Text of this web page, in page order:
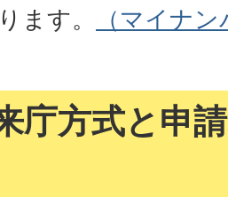
ます。
（マイナ
庁方式と申